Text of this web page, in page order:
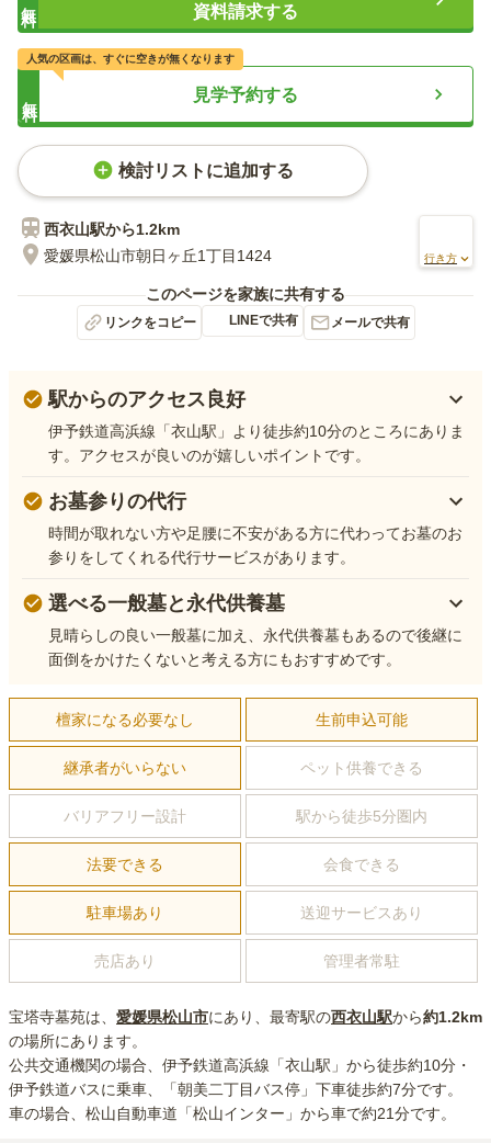
資料請求する
見学予約する
人気の区画は、すぐに空きが無くなります
検討リストに追加する
西衣山駅から1.2km
愛媛県松山市朝日ヶ丘1丁目1424
行き方
このページを家族に共有する
リンクをコピー LINEで共有 メールで共有
駅からのアクセス良好
伊予鉄道高浜線「衣山駅」より徒歩約10分のところにありま
す。アクセスが良いのが嬉しいポイントです。
お墓参りの代行
時間が取れない方や足腰に不安がある方に代わってお墓のお
参りをしてくれる代行サービスがあります。
選べる一般墓と永代供養墓
見晴らしの良い一般墓に加え、永代供養墓もあるので後継に
面倒をかけたくないと考える方にもおすすめです。
檀家になる必要なし 生前申込可能
継承者がいらない ペット供養できる
バリアフリー設計 駅から徒歩5分圏内
法要できる 会食できる
駐車場あり 送迎サービスあり
売店あり 管理者常駐
宝塔寺墓苑は、 愛媛県松山市にあり 、最寄駅の西衣山駅から約1.2km
の場所にあり ます。
公共交通機関の場合、伊予鉄道高浜線「衣山駅」から徒歩約10分・
伊予鉄道バスに乗車、「朝美二丁目バス停」下車徒歩約7分です。
車の場合、松山自動車道「松山インター」から車で約21分です。